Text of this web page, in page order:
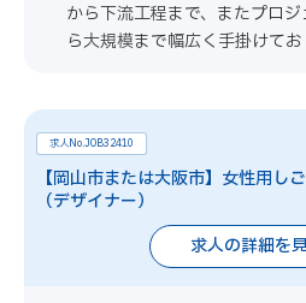
から下流工程まで、またプロ
ら大規模まで幅広く手掛けてお
求人No.JOB32410
【岡山市または大阪市】女性用し
（デザイナー）
求人の詳細を